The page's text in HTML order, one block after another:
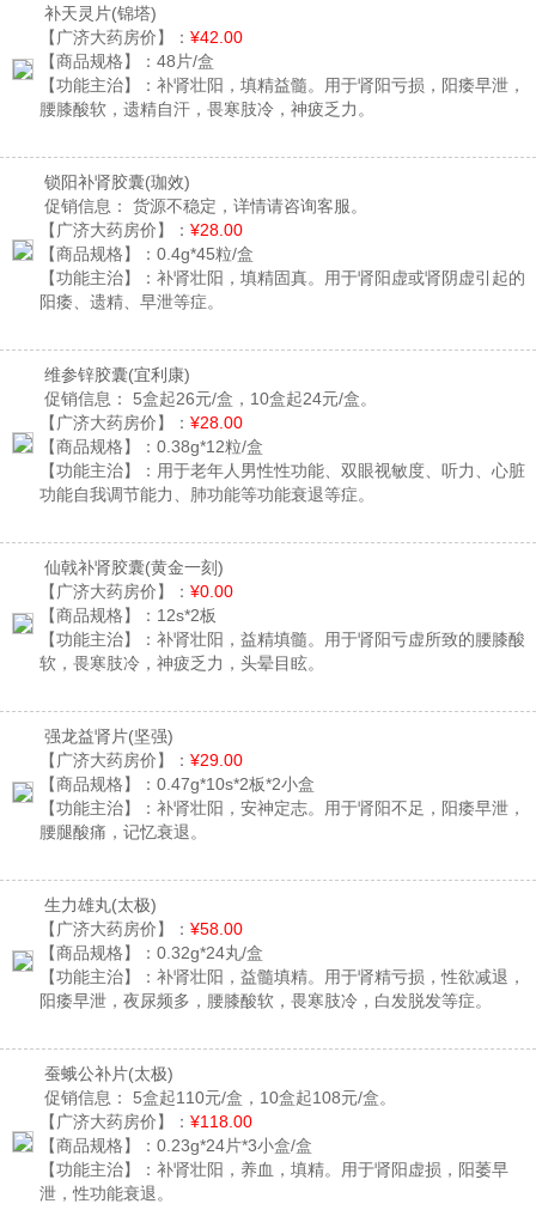
补天灵片(锦塔)
【广济大药房价】： ¥42.00
【商品规格】： 48片/盒
【功能主治】： 补肾壮阳，填精益髓。用于肾阳亏损，阳痿早泄，
腰膝酸软，遗精自汗，畏寒肢冷，神疲乏力。
锁阳补肾胶囊(珈效)
促销信息：
货源不稳定，详情请咨询客服。
【广济大药房价】： ¥28.00
【商品规格】： 0.4g*45粒/盒
【功能主治】： 补肾壮阳，填精固真。用于肾阳虚或肾阴虚引起的
阳痿、遗精、早泄等症。
维参锌胶囊(宜利康)
促销信息：
5盒起26元/盒，10盒起24元/盒。
【广济大药房价】： ¥28.00
【商品规格】： 0.38g*12粒/盒
【功能主治】： 用于老年人男性性功能、双眼视敏度、听力、心脏
功能自我调节能力、肺功能等功能衰退等症。
仙戟补肾胶囊(黄金一刻)
【广济大药房价】： ¥0.00
【商品规格】： 12s*2板
【功能主治】： 补肾壮阳，益精填髓。用于肾阳亏虚所致的腰膝酸
软，畏寒肢冷，神疲乏力，头晕目眩。
强龙益肾片(坚强)
【广济大药房价】： ¥29.00
【商品规格】： 0.47g*10s*2板*2小盒
【功能主治】： 补肾壮阳，安神定志。用于肾阳不足，阳痿早泄，
腰腿酸痛，记忆衰退。
生力雄丸(太极)
【广济大药房价】： ¥58.00
【商品规格】： 0.32g*24丸/盒
【功能主治】： 补肾壮阳，益髓填精。用于肾精亏损，性欲减退，
阳痿早泄，夜尿频多，腰膝酸软，畏寒肢冷，白发脱发等症。
蚕蛾公补片(太极)
促销信息：
5盒起110元/盒，10盒起108元/盒。
【广济大药房价】： ¥118.00
【商品规格】： 0.23g*24片*3小盒/盒
【功能主治】： 补肾壮阳，养血，填精。用于肾阳虚损，阳萎早
泄，性功能衰退。